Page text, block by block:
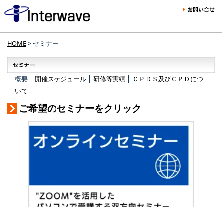
HOME> セミナー
概要 │ 開催スケジュール 研修等実績
ＣＰＤＳ及びＣＰＤにつ
いて
ご希望のセミナーをクリック